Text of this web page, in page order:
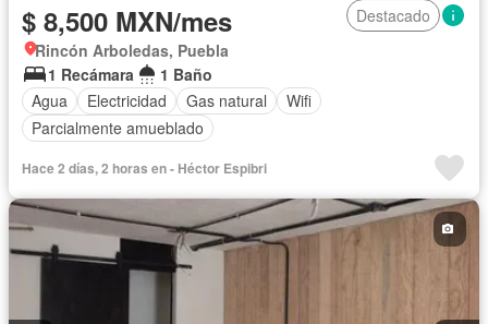
$ 8,500 MXN/mes
Destacado
Rincón Arboledas, Puebla
1 Recámara
1 Baño
Agua
Electricidad Gas natural
Wifi
Parcialmente amueblado
Hace 2 días, 2 horas en - Héctor Espibri